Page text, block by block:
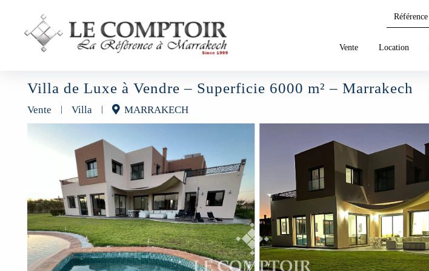
for:
Vente Location
Villa de Luxe à Vendre – Superficie 6000 m² – Marrakech
Vente | Villa | MARRAKECH